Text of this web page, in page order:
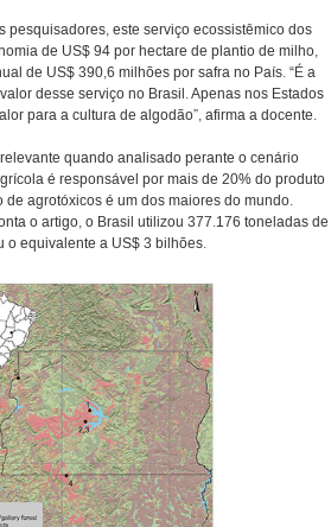
pesquisadores, este serviço ecossistêmico dos
de US$ 94 por hectare de plantio de milho,
de US$ 390,6 milhões por safra no País. “É a
desse serviço no Brasil. Apenas nos Estados
para a cultura de algodão”, afirma a docente.
quando analisado perante o cenário
é responsável por mais de 20% do produto
de agrotóxicos é um dos maiores do mundo.
o artigo, o Brasil utilizou 377.176 toneladas de
o equivalente a US$ 3 bilhões.